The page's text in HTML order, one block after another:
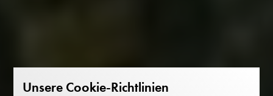
Unsere Cookie-Richtlinien